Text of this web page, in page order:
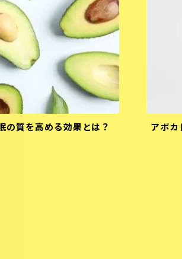
の質を高める効果とは？
アボカ